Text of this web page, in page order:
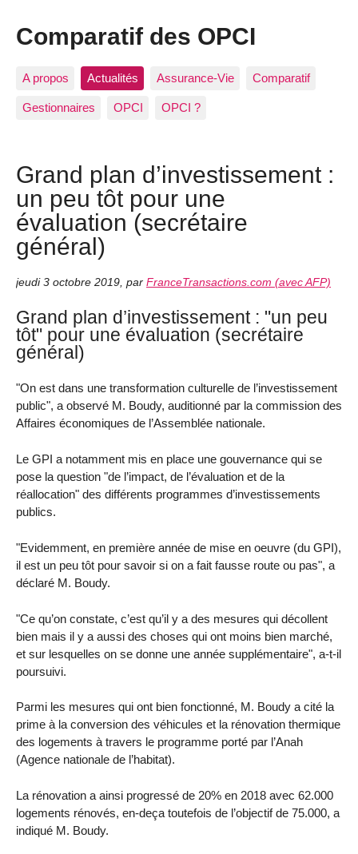
Comparatif des OPCI
A propos Actualités Assurance-Vie Comparatif
Gestionnaires OPCI OPCI ?
Grand plan d’investissement :
un peu tôt pour une
évaluation (secrétaire
général)
jeudi 3 octobre 2019 par FranceTransactions.com (avec AFP)
Grand plan d’investissement : "un peu
tôt" pour une évaluation (secrétaire
général)
"On est dans une transformation culturelle de l’investissement
public", a observé M. Boudy, auditionné par la commission des
Affaires économiques de l’Assemblée nationale.
Le GPI a notamment mis en place une gouvernance qui se
pose la question "de l’impact, de l’évaluation et de la
réallocation" des différents programmes d’investissements
publics.
"Evidemment, en première année de mise en oeuvre (du GPI),
il est un peu tôt pour savoir si on a fait fausse route ou pas", a
déclaré M. Boudy.
"Ce qu’on constate, c’est qu’il y a des mesures qui décollent
bien mais il y a aussi des choses qui ont moins bien marché,
et sur lesquelles on se donne une année supplémentaire", a-t-il
poursuivi.
Parmi les mesures qui ont bien fonctionné, M. Boudy a cité la
prime à la conversion des véhicules et la rénovation thermique
des logements à travers le programme porté par l’Anah
(Agence nationale de l’habitat).
La rénovation a ainsi progressé de 20% en 2018 avec 62.000
logements rénovés, en-deça toutefois de l’objectif de 75.000, a
indiqué M. Boudy.